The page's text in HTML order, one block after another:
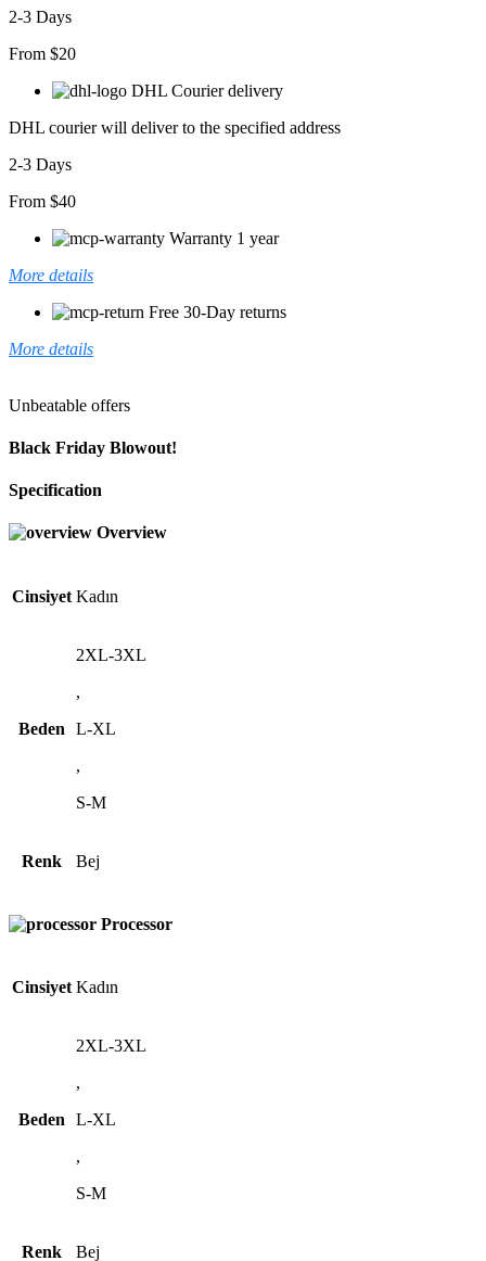
adet
2-3 Days
From $20
DHL Courier delivery
DHL courier will deliver to the specified address
2-3 Days
From $40
Warranty 1 year
More details
Free 30-Day returns
More details
Unbeatable offers
Black Friday Blowout!
Specification
Overview
Cinsiyet Kadın
Beden
2XL-3XL
,
L-XL
,
S-M
Renk Bej
Processor
Cinsiyet Kadın
Beden
2XL-3XL
,
L-XL
,
S-M
Renk Bej